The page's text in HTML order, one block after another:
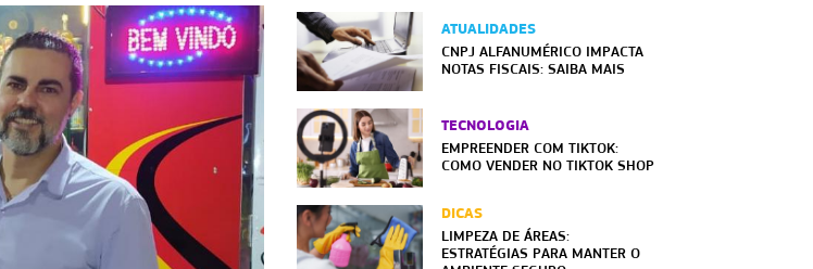
ATUALIDADES
CNPJ ALFANUMÉRICO IMPACTA
NOTAS FISCAIS: SAIBA MAIS
TECNOLOGIA
EMPREENDER COM TIKTOK:
COMO VENDER NO TIKTOK SHOP
DICAS
LIMPEZA DE ÁREAS:
ESTRATÉGIAS PARA MANTER O